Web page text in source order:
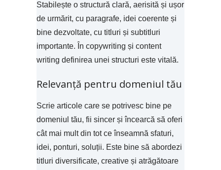
Stabilește o structură clară, aerisită și ușor
de urmărit, cu paragrafe, idei coerente și
bine dezvoltate, cu titluri și subtitluri
importante. În copywriting și content
writing definirea unei structuri este vitală.
Relevanță pentru domeniul tău
Scrie articole care se potrivesc bine pe
domeniul tău, fii sincer și încearcă să oferi
cât mai mult din tot ce înseamnă sfaturi,
idei, ponturi, soluții. Este bine să abordezi
titluri diversificate, creative și atrăgătoare